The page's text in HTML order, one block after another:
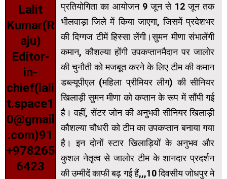
Lalit
Kumar(R
aju)
Editor-
in-
chief(lali
t.space1
0@gmail
.com)91
+978265
6423
प्रतियोगिता का आयोजन 9 जून से 12 जून तक
भीलवाड़ा जिले में किया जाएगा, जिसमें प्रदेशभर
की दिग्गज टीमें हिस्सा लेंगी।सुमन मीणा संभालेंगी
कमान, कौशल्या होंगी उपकप्तानमैदान पर जालोर
की चुनौती को मजबूत करने के लिए टीम की कमान
डब्ल्यूपीएल (महिला प्रीमियर लीग) की सीनियर
खिलाड़ी सुमन मीणा को कप्तान के रूप में सौंपी गई
है। वहीं, सेंटर जोन की अनुभवी सीनियर खिलाड़ी
कौशल्या चौधरी को टीम का उपकप्तान बनाया गया
है। इन दोनों स्टार खिलाड़ियों के अनुभव और
कुशल नेतृत्व से जालोर टीम के शानदार प्रदर्शन
की उम्मीदें काफी बढ़ गई हैं,,,10 दिवसीय जोधपुर मे